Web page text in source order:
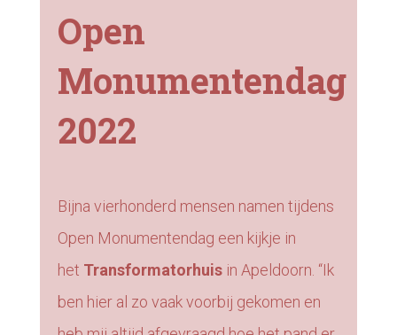
Open
Monumentendag
2022
Bijna vierhonderd mensen namen tijdens
Open Monumentendag een kijkje in
het Transformatorhuisin Apeldoorn. “Ik
ben hier al zo vaak voorbij gekomen en